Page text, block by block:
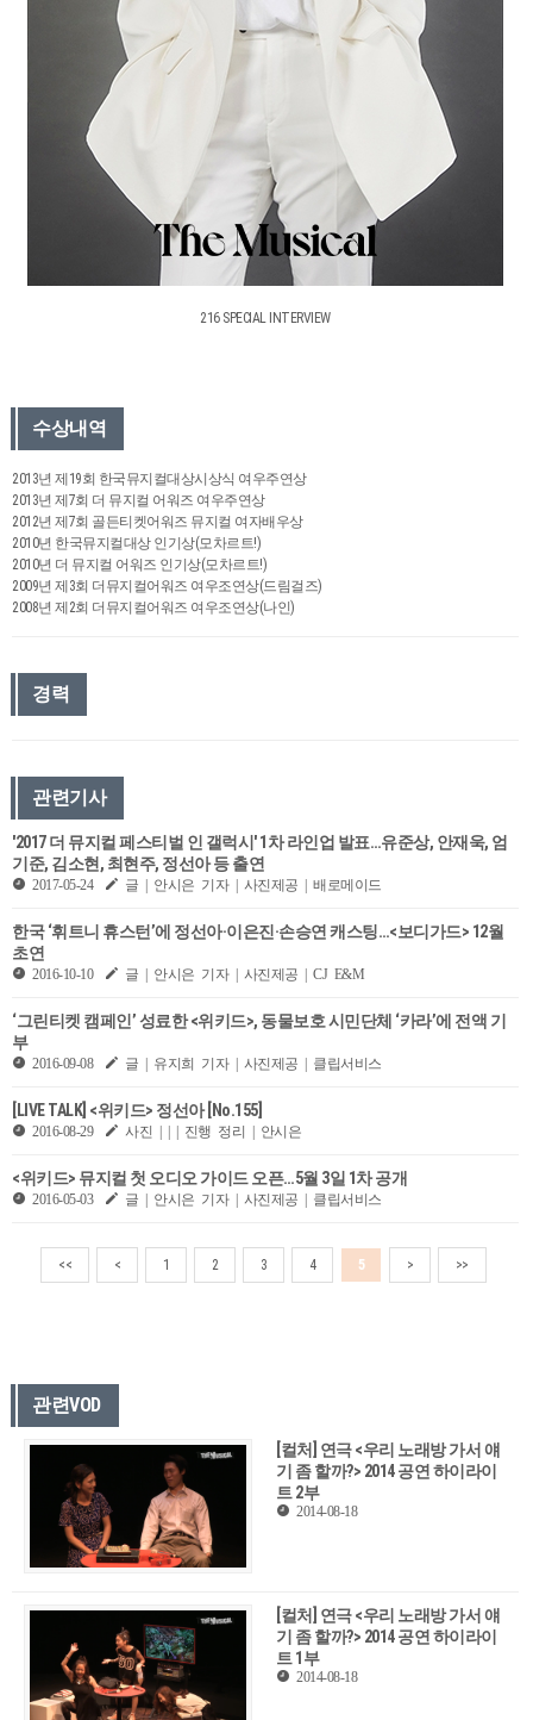
216 SPECIAL INTERVIEW
수상내역
2013년 제19회 한국뮤지컬대상시상식 여우주연상
2013년 제7회 더 뮤지컬 어워즈 여우주연상
2012년 제7회 골든티켓어워즈 뮤지컬 여자배우상
2010년 한국뮤지컬대상 인기상(모차르트!)
2010년 더 뮤지컬 어워즈 인기상(모차르트!)
2009년 제3회 더뮤지컬어워즈 여우조연상(드림걸즈)
2008년 제2회 더뮤지컬어워즈 여우조연상(나인)
경력
관련기사
'2017 더 뮤지컬 페스티벌 인 갤럭시' 1차 라인업 발표…유준상, 안재욱, 엄
기준, 김소현, 최현주, 정선아 등 출연
2017-05-24 글 | 안시은 기자 | 사진제공 | 배로메이드
한국 ‘휘트니 휴스턴’에 정선아·이은진·손승연 캐스팅…<보디가드> 12월
초연
2016-10-10 글 | 안시은 기자 | 사진제공 | CJ E&M
‘그린티켓 캠페인’ 성료한 <위키드>, 동물보호 시민단체 ‘카라’에 전액 기
부
2016-09-08 글 | 유지희 기자 | 사진제공 | 클립서비스
[LIVE TALK] <위키드> 정선아 [No.155]
2016-08-29 사진 | | | 진행 정리 | 안시은
<위키드> 뮤지컬 첫 오디오 가이드 오픈…5월 3일 1차 공개
2016-05-03 글 | 안시은 기자 | 사진제공 | 클립서비스
<< < 1 2 3 4 5 > >>
관련VOD
[컬처] 연극 <우리 노래방 가서 얘
기 좀 할까?> 2014 공연 하이라이
트 2부
2014-08-18
[컬처] 연극 <우리 노래방 가서 얘
기 좀 할까?> 2014 공연 하이라이
트 1부
2014-08-18